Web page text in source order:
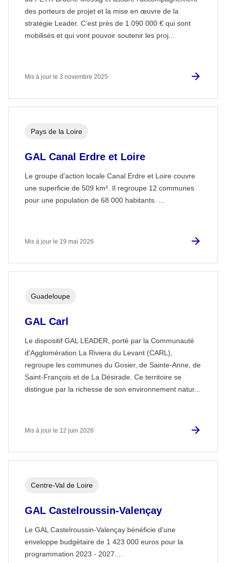
des porteurs de projet et la mise en œuvre de la
stratégie Leader. C’est près de 1 090 000 € qui sont
mobilisés et qui vont pouvoir soutenir les proj...
Mis à jour le 3 novembre 2025
GAL Canal Erdre et Loire
Le groupe d'action locale Canal Erdre et Loire couvre
une superficie de 509 km². Il regroupe 12 communes
pour une population de 68 000 habitants. ...
Pays de la Loire
Mis à jour le 19 mai 2026
GAL Carl
Le dispositif GAL LEADER, porté par la Communauté
d'Agglomération La Riviera du Levant (CARL),
regroupe les communes du Gosier, de Sainte-Anne, de
Saint-François et de La Désirade. Ce territoire se
distingue par la richesse de son environnement natur...
Guadeloupe
Mis à jour le 12 juin 2026
GAL Castelroussin-Valençay
Le GAL Castelroussin-Valençay bénéficie d'une
enveloppe budgétaire de 1 423 000 euros pour la
programmation 2023 - 2027....
Centre-Val de Loire